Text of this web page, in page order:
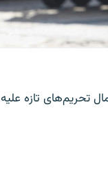
مخالف، طرحی را برای اعمال تحریم‌های تازه علیه